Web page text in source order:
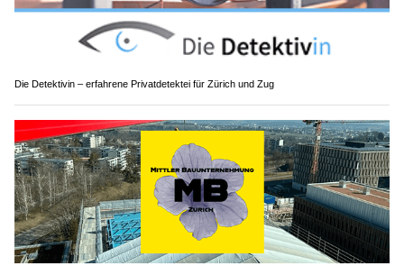
Die Detektivin – erfahrene Privatdetektei für Zürich und Zug